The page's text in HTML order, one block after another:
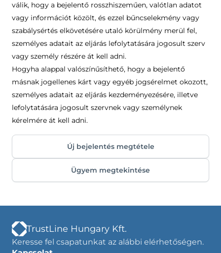
TrustLine Hungary Kft.
Keresse fel csapatunkat az alábbi elérhetőségen.
válik, hogy a bejelentő rosszhiszeműen, valótlan adatot
vagy információt közölt, és ezzel bűncselekmény vagy
szabálysértés elkövetésére utaló körülmény merül fel,
személyes adatait az eljárás lefolytatására jogosult szerv
vagy személy részére át kell adni.
Hogyha alappal valószínűsíthető, hogy a bejelentő
másnak jogellenes kárt vagy egyéb jogsérelmet okozott,
személyes adatait az eljárás kezdeményezésére, illetve
lefolytatására jogosult szervnek vagy személynek
kérelmére át kell adni.
Új bejelentés megtétele
Ügyem megtekintése